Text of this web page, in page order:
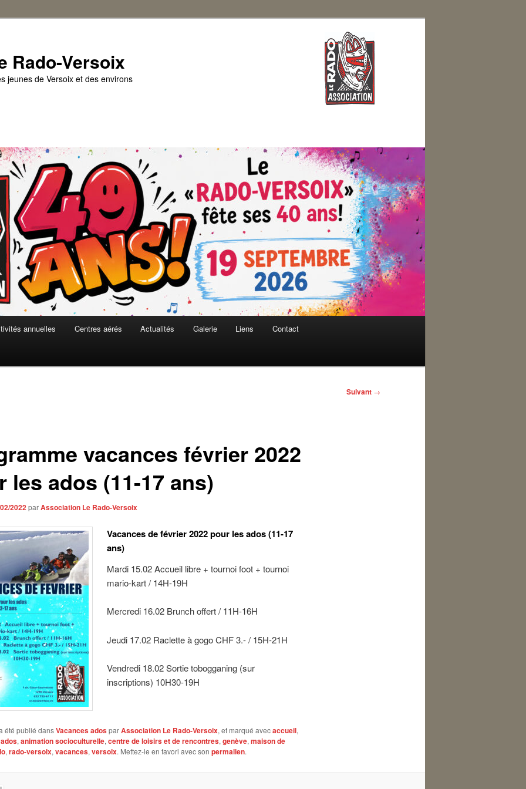
Rado-Versoix
jeunes de Versoix et des environs
annuelles Centres aérés Actualités Galerie Liens Contact
Suivant →
vacances février 2022
les ados (11-17 ans)
2022 parAssociation Le Rado-Versoix
Vacances de février 2022 pour les ados (11-17
ans)
Mardi 15.02 Accueil libre + tournoi foot + tournoi
mario-kart / 14H-19H
Mercredi 16.02 Brunch offert / 11H-16H
Jeudi 17.02 Raclette à gogo CHF 3.- / 15H-21H
Vendredi 18.02 Sortie tobogganing (sur
inscriptions) 10H30-19H
été publié dansVacances adosparAssociation Le Rado-Versoix, et marqué avecaccueil,
ados, animation socioculturelle, centre de loisirs et de rencontres, genève, maison de
, rado-versoix, vacances, versoix. Mettez-le en favori avec son permalien.